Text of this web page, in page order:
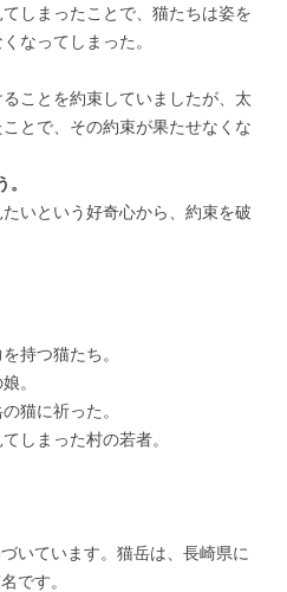
しまったことで、猫たちは姿を
なってしまった。
ことを約束していましたが、太
とで、その約束が果たせなくな
いという好奇心から、約束を破
持つ猫たち。
。
猫に祈った。
しまった村の若者。
いています。猫岳は、長崎県に
です。